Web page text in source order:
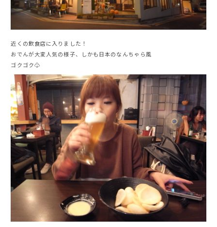
近くの飲食店に入りました！
おでんが大変人気の様子、しかも日本のなんちゃら風
ゴクゴク♧